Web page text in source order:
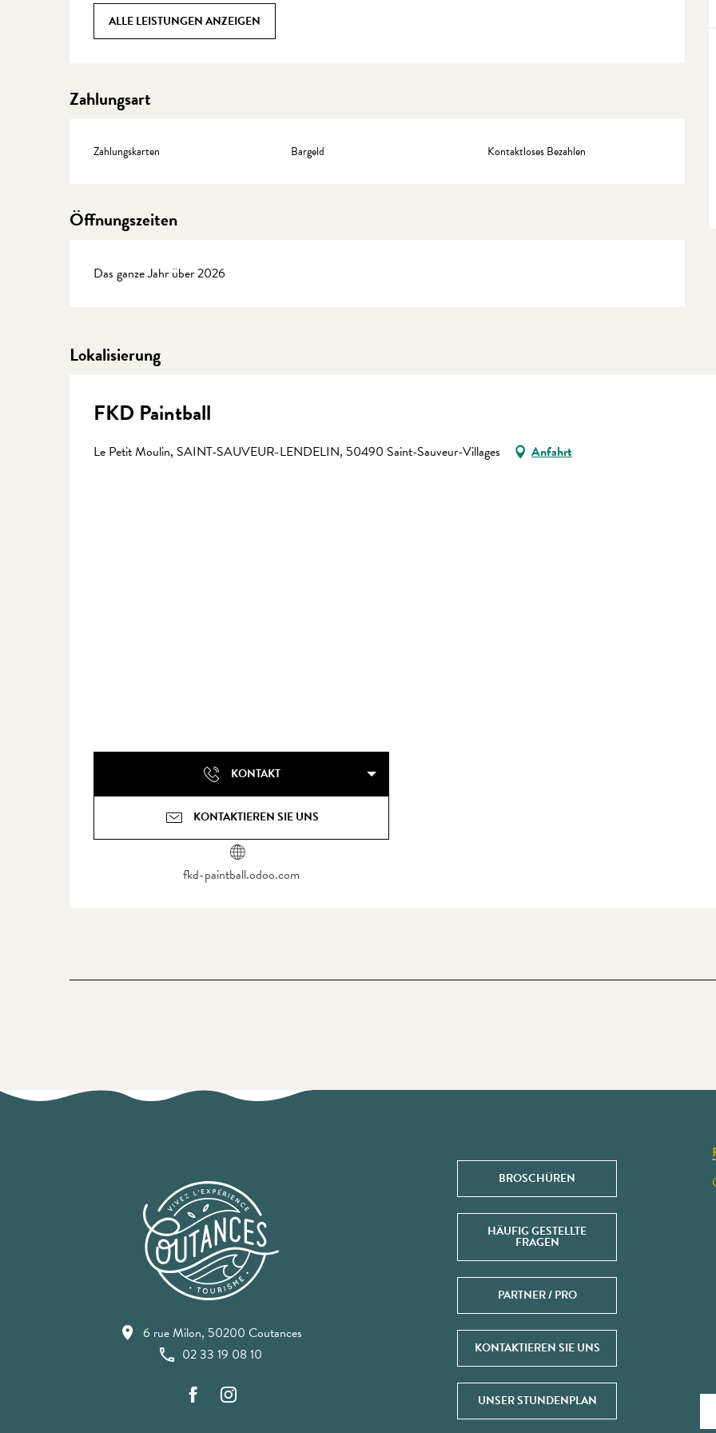
ALLE LEISTUNGEN ANZEIGEN
Zahlungsart
Zahlungskarten Bargeld Kontaktloses Bezahlen
Öffnungszeiten
Das ganze Jahr über 2026
Lokalisierung
FKD Paintball
Le Petit Moulin, SAINT-SAUVEUR-LENDELIN, 50490 Saint-Sauveur-Villages Anfahrt
KONTAKT
KONTAKTIEREN SIE UNS
fkd-paintball.odoo.com
6 rue Milon, 50200 Coutances
02 33 19 08 10
BROSCHÜREN
HÄUFIG GESTELLTE
FRAGEN
PARTNER / PRO
KONTAKTIEREN SIE UNS
UNSER STUNDENPLAN